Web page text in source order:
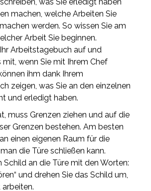
machen, welche Arbeiten Sie
werden. So wissen Sie am
Arbeit Sie beginnen.
Arbeitstagebuch auf und
mit, wenn Sie mit Ihrem Chef
ihm dank Ihrem
zeigen, was Sie an den einzelnen
und erledigt haben.
muss Grenzen ziehen und auf die
Grenzen bestehen. Am besten
einen eigenen Raum für die
die Türe schließen kann.
Schild an die Türe mit den Worten:
und drehen Sie das Schild um,